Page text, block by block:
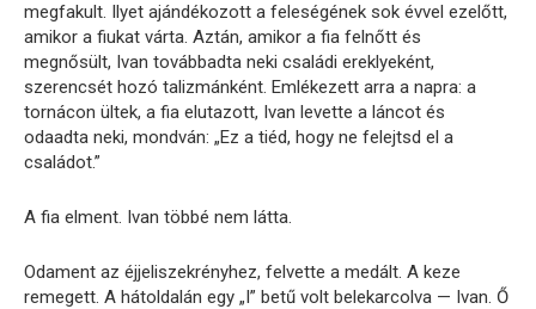
megfakult. Ilyet ajándékozott a feleségének sok évvel ezelőtt,
amikor a fiukat várta. Aztán, amikor a fia felnőtt és
megnősült, Ivan továbbadta neki családi ereklyeként,
szerencsét hozó talizmánként. Emlékezett arra a napra: a
tornácon ültek, a fia elutazott, Ivan levette a láncot és
odaadta neki, mondván: „Ez a tiéd, hogy ne felejtsd el a
családot.”
A fia elment. Ivan többé nem látta.
Odament az éjjeliszekrényhez, felvette a medált. A keze
remegett. A hátoldalán egy „I” betű volt belekarcolva — Ivan. Ő